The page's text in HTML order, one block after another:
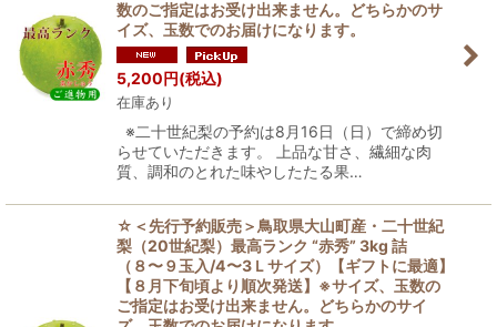
数のご指定はお受け出来ません。どちらかのサ
イズ、玉数でのお届けになります。
5,200円(税込)
在庫あり
※二十世紀梨の予約は8月16日（日）で締め切
らせていただきます。 上品な甘さ、繊細な肉
質、調和のとれた味やしたたる果…
☆＜先行予約販売＞鳥取県大山町産・二十世紀
梨（20世紀梨）最高ランク “赤秀” 3kg 詰
（８〜９玉入/4〜3Ｌサイズ）【ギフトに最適】
【８月下旬頃より順次発送】※サイズ、玉数の
ご指定はお受け出来ません。どちらかのサイ